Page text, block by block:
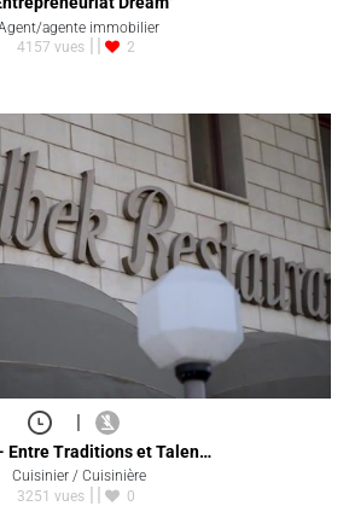
agente immobilier
4157 vues
2
|
Entre Traditions et Talen…
Cuisinier / Cuisinière
3251 vues
0